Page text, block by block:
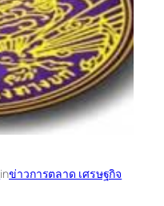
inข่าวการตลาด เศรษฐกิจ